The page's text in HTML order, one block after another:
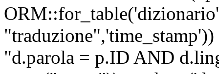
"d.parola = p.ID AND